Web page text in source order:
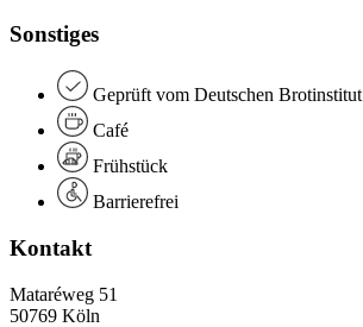
Sonstiges
Geprüft vom Deutschen Brotinstitut
Café
Frühstück
Barrierefrei
Kontakt
Mataréweg 51
50769 Köln